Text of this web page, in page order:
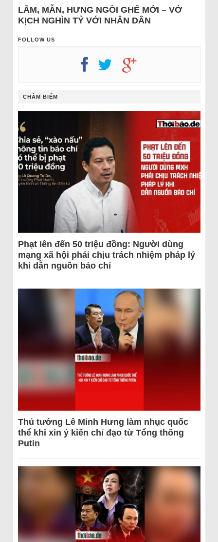
LÂM, MẪN, HƯNG NGỒI GHẾ MỚI – VỞ
KỊCH NGHÌN TỶ VỚI NHÂN DÂN
FOLLOW US
CHÂM BIẾM
Phạt lên đến 50 triệu đồng: Người dùng
mạng xã hội phải chịu trách nhiệm pháp lý
khi dẫn nguồn báo chí
Thủ tướng Lê Minh Hưng làm nhục quốc
thể khi xin ý kiến chỉ đạo từ Tổng thống
Putin